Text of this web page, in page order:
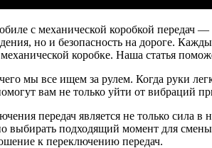
с механической коробкой передач
но и безопасность на дороге.
коробке. Наша статья
мы все ищем за рулем. Когда руки
вам не только уйти от вибраций
передач является не только сила
выбирать подходящий момент для
к переключению передач.